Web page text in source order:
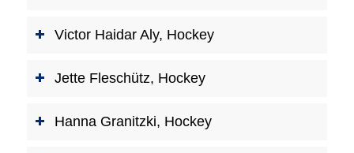
Victor Haidar Aly, Hockey
Jette Fleschütz, Hockey
Hanna Granitzki, Hockey